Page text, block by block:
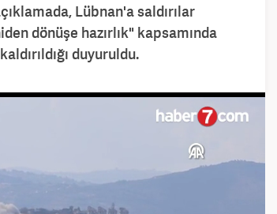
Lübnan'a saldırılar
dönüşe hazırlık" kapsamında
duyuruldu.